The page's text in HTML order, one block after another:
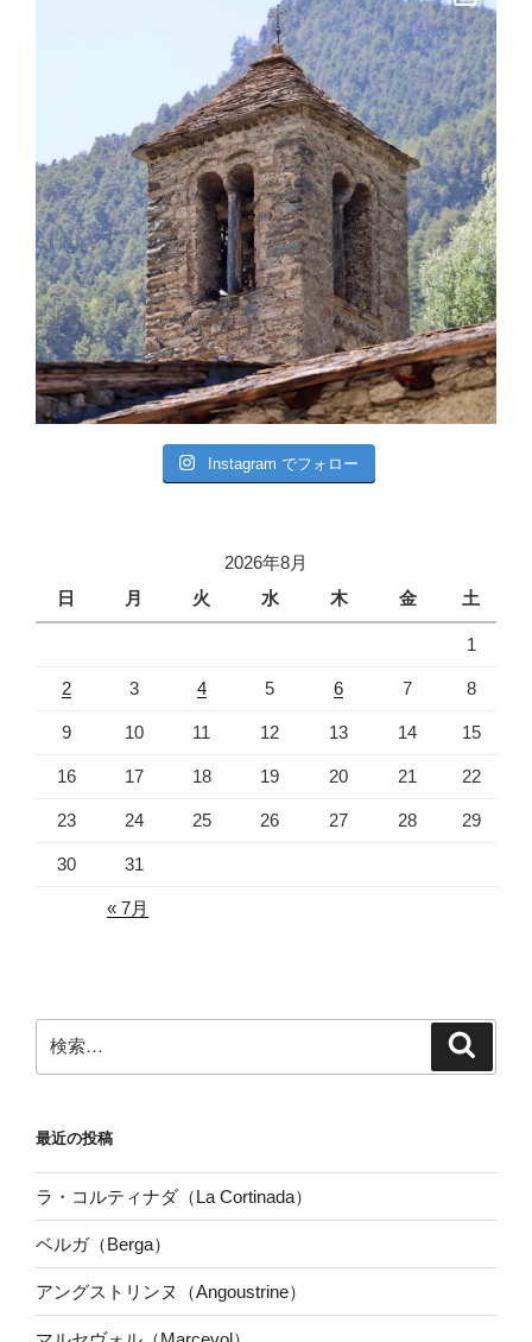
Instagram でフォロー
2026年8月
日
月 火 水 木 金 土
1
2 3 4 5 6 7 8
9 10 11 12 13 14 15
16 17 18 19 20 21 22
23 24 25 26 27 28 29
30 31
« 7月
索:
最近の投稿
ラ・コルティナダ（La Cortinada）
ベルガ（Berga）
アングストリンヌ（Angoustrine）